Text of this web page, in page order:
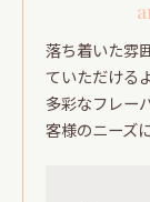
落ち着いた雰
ていただける
多彩なフレー
客様のニーズ